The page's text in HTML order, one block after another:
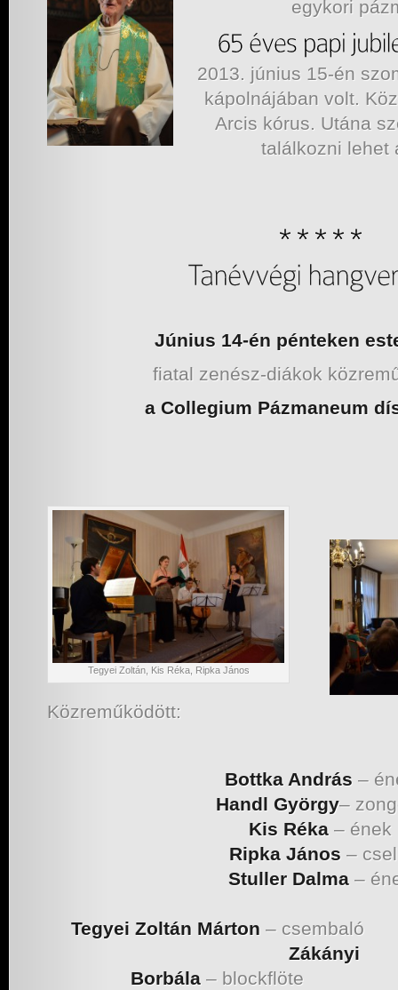
egykori
2013. június 15-én
kápolnájában volt.
Arcis kórus. Utána
találkozni lehet
Június 14-én pénteken
fiatal zenész-diákok
a Collegium Pázmaneum
Tegyei Zoltán, Kis Réka, Ripka János
Közreműködött:
Bottka András –
Handl György–
Kis Réka – ének
Ripka János –
Stuller Dalma –
Tegyei Zoltán Márton – csembaló
Zákányi
Borbála – blockflöte